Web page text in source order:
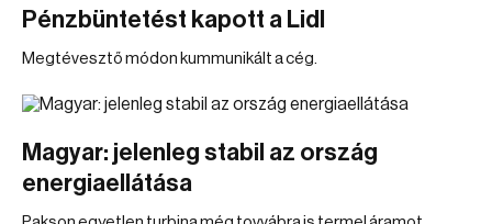
Pénzbüntetést kapott a Lidl
Megtévesztő módon kummunikált a cég.
Magyar: jelenleg stabil az ország
energiaellátása